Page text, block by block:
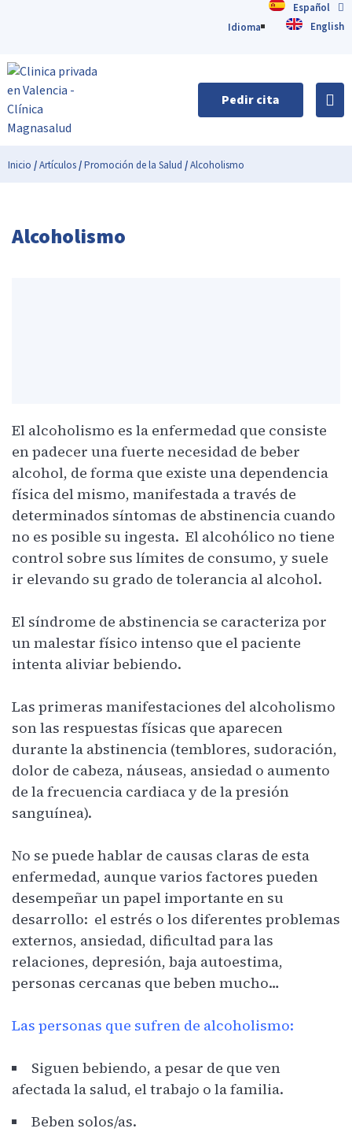
Español
English
Idioma
Pedir cita
Inicio /Artículos/Promoción de la Salud /Alcoholismo
Alcoholismo
El alcoholismo es la enfermedad que consiste
en padecer una fuerte necesidad de beber
alcohol, de forma que existe una dependencia
física del mismo, manifestada a través de
determinados síntomas de abstinencia cuando
no es posible su ingesta. El alcohólico no tiene
control sobre sus límites de consumo, y suele
ir elevando su grado de tolerancia al alcohol.
El síndrome de abstinencia se caracteriza por
un malestar físico intenso que el paciente
intenta aliviar bebiendo.
Las primeras manifestaciones del alcoholismo
son las respuestas físicas que aparecen
durante la abstinencia (temblores, sudoración,
dolor de cabeza, náuseas, ansiedad o aumento
de la frecuencia cardiaca y de la presión
sanguínea).
No se puede hablar de causas claras de esta
enfermedad, aunque varios factores pueden
desempeñar un papel importante en su
desarrollo: el estrés o los diferentes problemas
externos, ansiedad, dificultad para las
relaciones, depresión, baja autoestima,
personas cercanas que beben mucho…
Las personas que sufren de alcoholismo:
Siguen bebiendo, a pesar de que ven
afectada la salud, el trabajo o la familia.
Beben solos/as.